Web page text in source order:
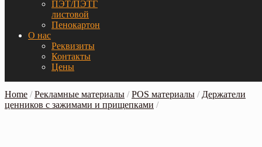
ПЭТ/ПЭТГ
листовой
Пенокартон
О нас
Реквизиты
Контакты
Цены
Home /Рекламные материалы /POS материалы / Держатели
ценников с зажимами и прищепками /